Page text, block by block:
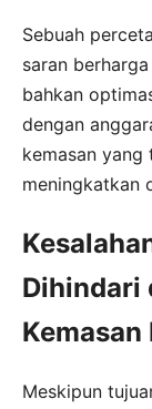
Sebuah
saran
bahkan
dengan
kemasan
meningkatkan
Dihindari
Kemasan
Meskipun